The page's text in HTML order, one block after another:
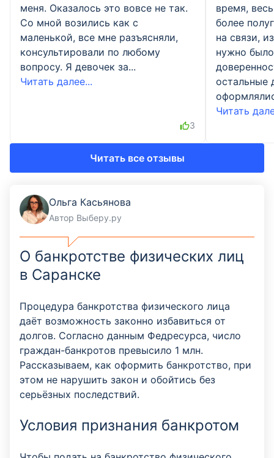
меня. Оказалось это вовсе не так.
Со мной возились как с
маленькой, все мне разъясняли,
консультировали по любому
вопросу. Я девочек за...
Читать далее...
3
время,
более
на связи,
нужно
остальные
Читать
Читать все отзывы
Ольга Касьянова
Автор Выберу.ру
О банкротстве физических лиц
в Саранске
Процедура банкротства физического лица
даёт возможность законно избавиться от
долгов. Согласно данным Федресурса, число
граждан-банкротов превысило 1 млн.
Рассказываем, как оформить банкротство, при
этом не нарушить закон и обойтись без
серьёзных последствий.
Условия признания банкротом